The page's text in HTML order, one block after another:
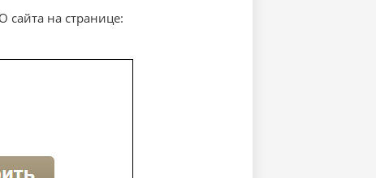
сайта на странице: